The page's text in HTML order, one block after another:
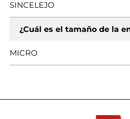
SINCELEJO
¿Cuál es el tamaño de la
MICRO